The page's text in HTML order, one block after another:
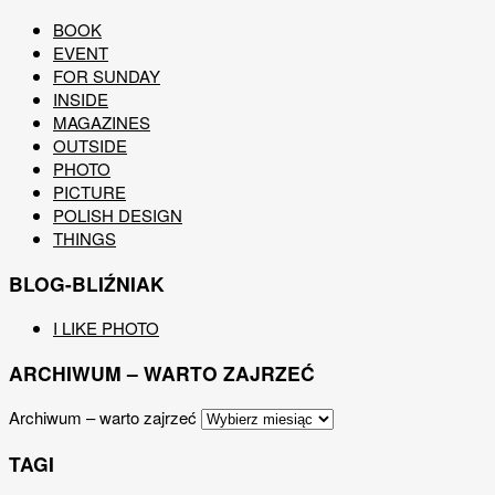
BOOK
EVENT
FOR SUNDAY
INSIDE
MAGAZINES
OUTSIDE
PHOTO
PICTURE
POLISH DESIGN
THINGS
BLOG-BLIŹNIAK
I LIKE PHOTO
ARCHIWUM – WARTO ZAJRZEĆ
Archiwum – warto zajrzeć
TAGI